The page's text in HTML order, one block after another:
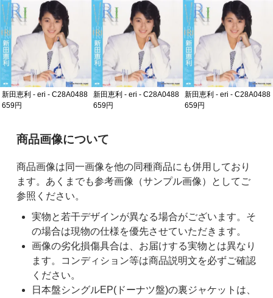
新田恵利 - eri - C28A0488
659円
新田恵利 - eri - C28A0488
659円
新田恵利 - eri - C28A0488
659円
ご購入前の注意事項
商品画像について
商品画像は同一画像を他の同種商品にも併用しており
ます。あくまでも参考画像（サンプル画像）としてご
参照ください。
実物と若干デザインが異なる場合がございます。そ
の場合は現物の仕様を優先させていただきます。
画像の劣化損傷具合は、お届けする実物とは異なり
ます。コンディション等は商品説明文を必ずご確認
ください。
日本盤シングルEP(ドーナツ盤)の裏ジャケットは、